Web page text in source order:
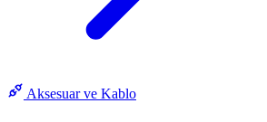
Aksesuar ve Kablo